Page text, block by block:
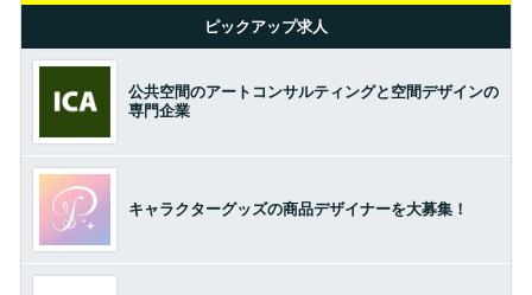
ピックアップ求人
公共空間のアートコンサルティングと空間デザインの
専門企業
キャラクターグッズの商品デザイナーを大募集！